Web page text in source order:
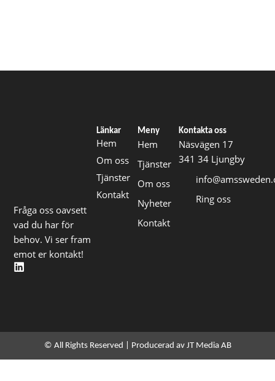
Fråga oss oavsett
vad du har för
behov. Vi ser fram
emot er kontakt!
L
i
Meny
Hem
Tjänster
Om oss
Nyheter
Kontakt
Länkar
Hem
Om oss
Tjänster
Kontakt
Kontakta oss
Näsvägen 17
341 34 Ljungby
Ring oss
© All Rights Reserved | Producerad av JT Media AB